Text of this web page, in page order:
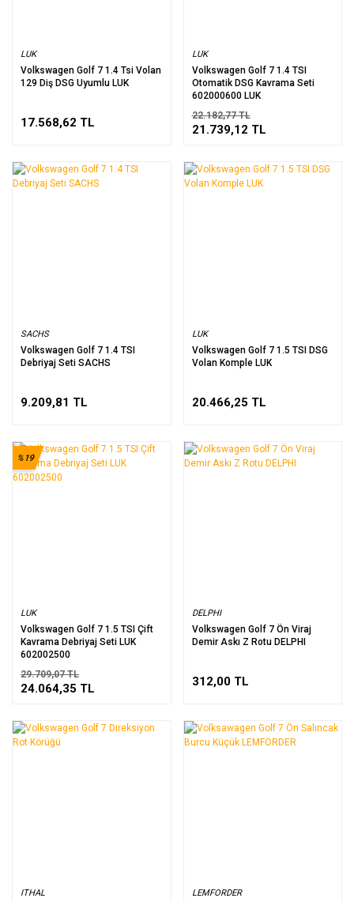
LUK
Volkswagen Golf 7 1.4 Tsi Volan
129 Diş DSG Uyumlu LUK
17.568,62 TL
LUK
Volkswagen Golf 7 1.4 TSI
Otomatik DSG Kavrama Seti
602000600 LUK
22.182,77 TL
21.739,12 TL
SACHS
Volkswagen Golf 7 1.4 TSI
Debriyaj Seti SACHS
9.209,81 TL
LUK
Volkswagen Golf 7 1.5 TSI DSG
Volan Komple LUK
20.466,25 TL
LUK
Volkswagen Golf 7 1.5 TSI Çift
Kavrama Debriyaj Seti LUK
602002500
%19
29.709,07 TL
24.064,35 TL
DELPHI
Volkswagen Golf 7 Ön Viraj
Demir Askı Z Rotu DELPHI
312,00 TL
ITHAL LEMFORDER